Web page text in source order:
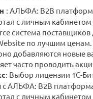
: АЛЬФА: B2B
с личным кабинетом
система поставщиков
по лучшим ценам.
добавляются новые
часто проводить
: Выбор лицензии 1С-
с АЛЬФА: B2B
с личным кабинетом